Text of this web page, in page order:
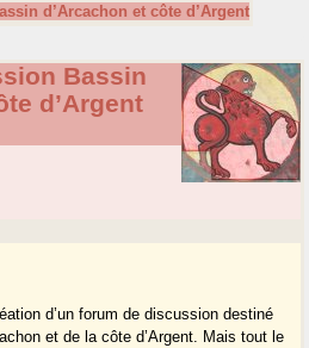
d’Arcachon et côte d’Argent
Bassin
d’Argent
d’un forum de discussion destiné
et de la côte d’Argent. Mais tout le